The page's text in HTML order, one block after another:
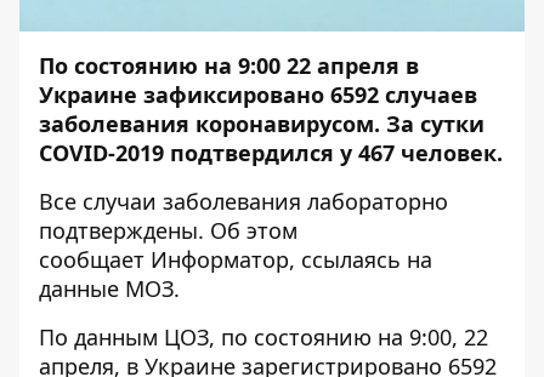
По состоянию на 9:00 22 апреля в
Украине зафиксировано 6592 случаев
заболевания коронавирусом. За сутки
COVID-2019 подтвердился у 467 человек.
Все случаи заболевания лабораторно
подтверждены. Об этом
сообщает Информатор, ссылаясь на
данные МОЗ.
По данным ЦОЗ, по состоянию на 9:00, 22
апреля, в Украине зарегистрировано 6592